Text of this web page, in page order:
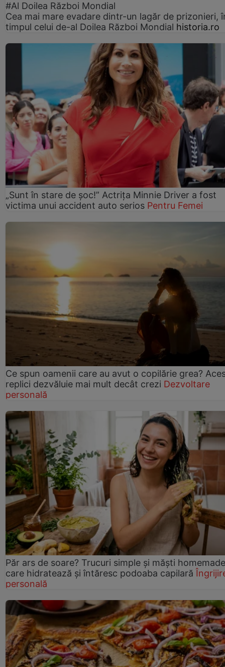
#Al Doilea Război Mondial
Cea mai mare evadare dintr-un lagăr de prizonieri,
timpul celui de-al Doilea Război Mondial historia.ro
„Sunt în stare de șoc!” Actrița Minnie Driver a fost
victima unui accident auto serios Pentru Femei
Ce spun oamenii care au avut o copilărie grea?
replici dezvăluie mai mult decât crezi Dezvoltare
personală
Păr ars de soare? Trucuri simple și măști homemade
care hidratează și întăresc podoaba capilară
personală